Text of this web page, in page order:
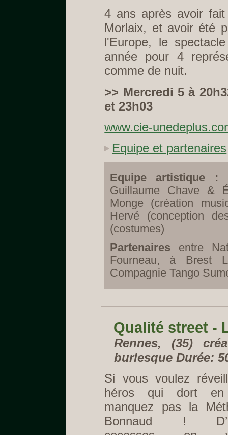
4 ans après avoir
Morlaix, et avoir été
l'Europe, le
année pour 4
comme de nuit.
>> Mercredi 5 à
et 23h03
www.cie-
Equipe et partenaires
Equipe artistique :
Guillaume Chave &
Monge (création
Hervé (conception
(costumes)
Partenairesentre
Fourneau, à Brest
Compagnie Tango
Qualité street -
Rennes, (35)
burlesque Durée:
Si vous voulez
héros qui dort
manquez pas la
Bonnaud !